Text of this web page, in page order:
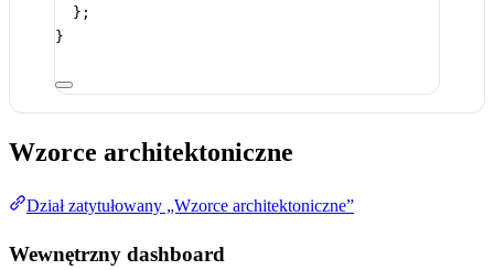
};
}
Wzorce architektoniczne
Dział zatytułowany „Wzorce architektoniczne”
Wewnętrzny dashboard